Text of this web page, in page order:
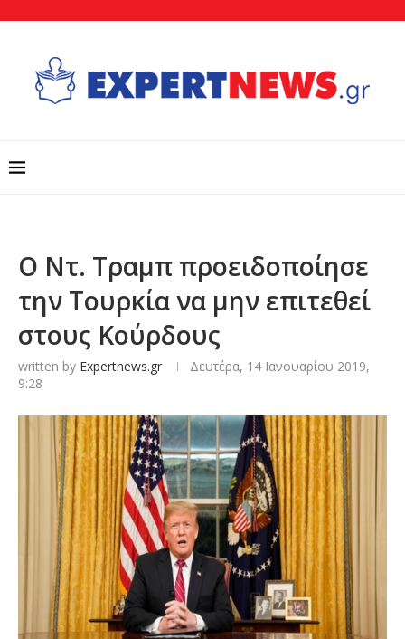
Ο Ντ. Τραμπ προειδοποίησε
την Τουρκία να μην επιτεθεί
στους Κούρδους
written by Expertnews.gr
Δευτέρα, 14 Ιανουαρίου 2019,
9:28